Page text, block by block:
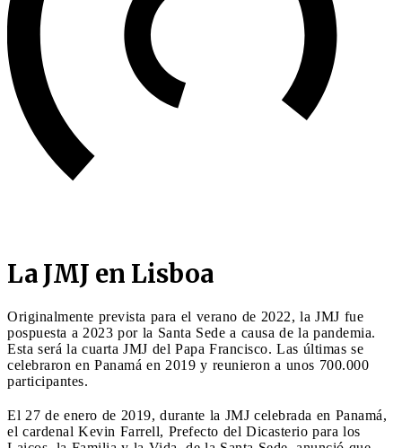
La JMJ en Lisboa
Originalmente prevista para el verano de 2022, la JMJ fue
pospuesta a 2023 por la Santa Sede a causa de la pandemia.
Esta será la cuarta JMJ del Papa Francisco. Las últimas se
celebraron en Panamá en 2019 y reunieron a unos 700.000
participantes.
El 27 de enero de 2019, durante la JMJ celebrada en Panamá,
el cardenal Kevin Farrell, Prefecto del Dicasterio para los